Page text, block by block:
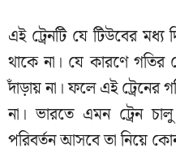
এই ট্রেনটি যে টিউবের মধ্য
থাকে না। যে কারণে গতির
দাঁড়ায় না। ফলে এই ট্রেনের
না। ভারতে এমন ট্রেন
পরিবর্তন আসবে তা নিয়ে